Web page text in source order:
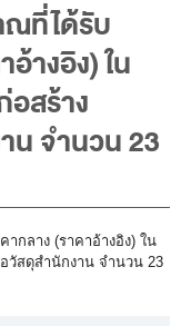
ณที่ได้รับ
างอิง) ใน
สร้าง
น จำนวน 23
ากลาง (ราคาอ้างอิง) ใน
วัสดุสำนักงาน จำนวน 23